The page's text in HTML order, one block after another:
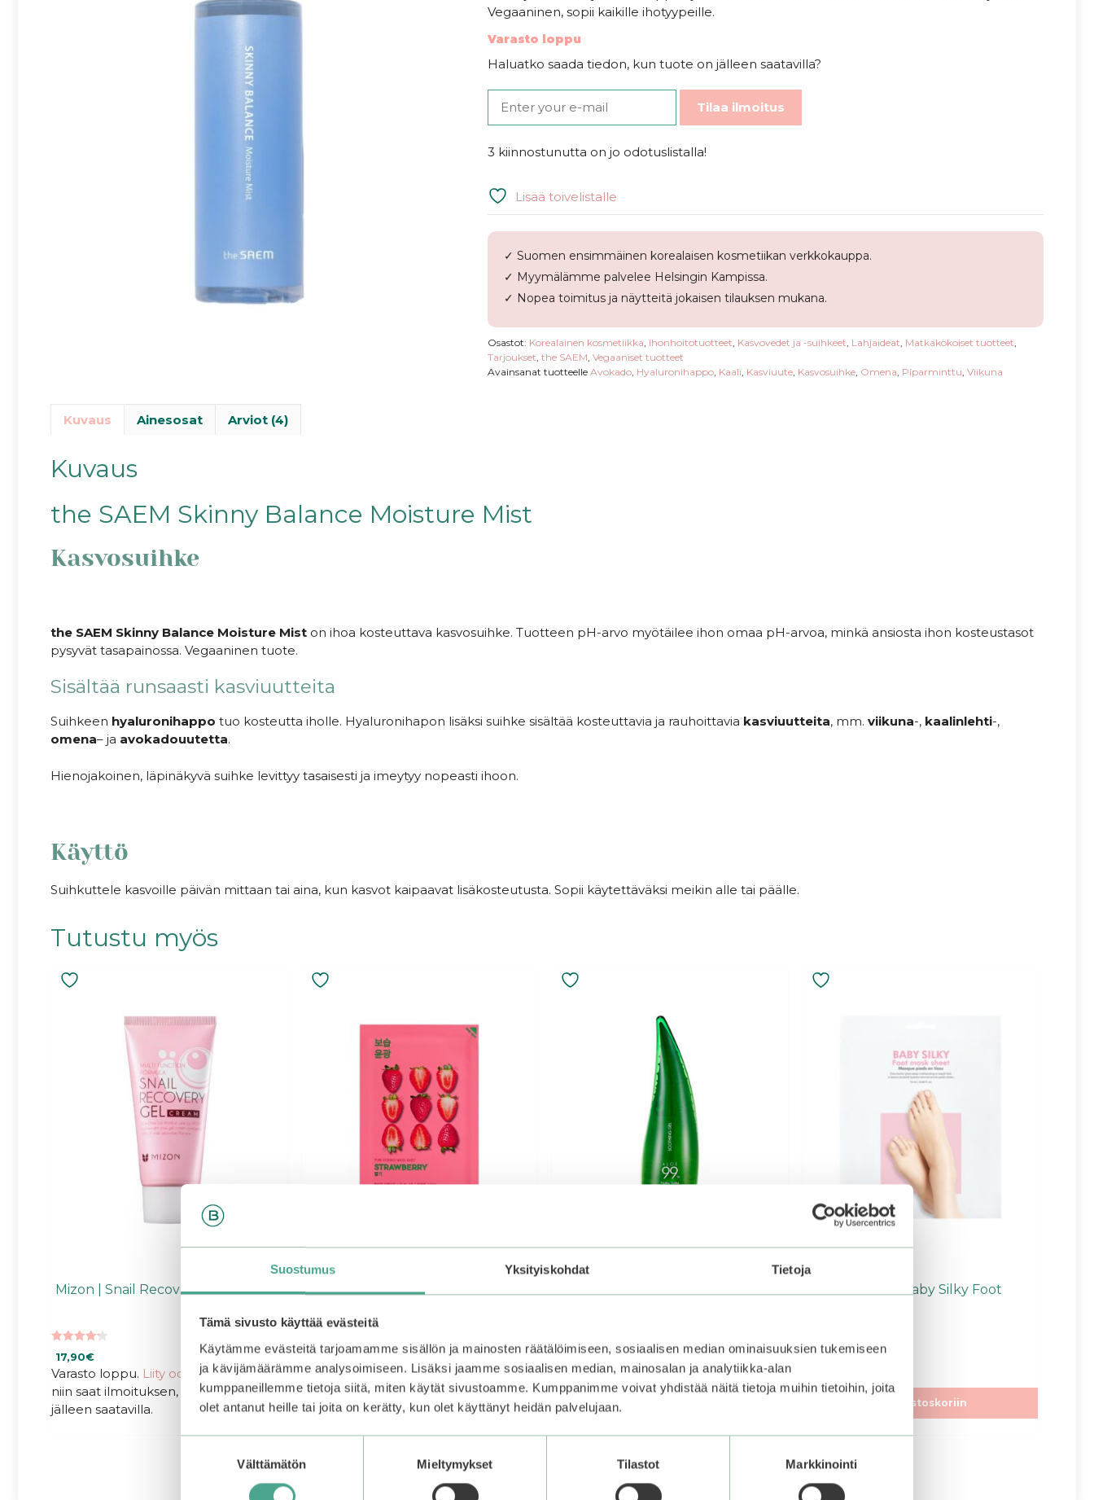
Suostumus Yksityiskohdat Tietoja
Tämä sivusto käyttää evästeitä
Käytämme evästeitä tarjoamamme sisällön ja mainosten räätälöimiseen, sosiaalisen median ominaisuuksien tukemiseen
ja kävijämäärämme analysoimiseen. Lisäksi jaamme sosiaalisen median, mainosalan ja analytiikka-alan
kumppaneillemme tietoja siitä, miten käytät sivustoamme. Kumppanimme voivat yhdistää näitä tietoja muihin tietoihin, joita
olet antanut heille tai joita on kerätty, kun olet käyttänyt heidän palvelujaan.
Välttämätön Mieltymykset Tilastot Markkinointi
Vegaaninen, sopii kaikille ihotyypeille.
Varasto loppu
Haluatko saada tiedon, kun tuote on jälleen saatavilla?
Tilaa ilmoitus
3 kiinnostunutta on jo odotuslistalla!
Lisää toivelistalle
✓ Suomen ensimmäinen korealaisen kosmetiikan verkkokauppa.
✓ Myymälämme palvelee Helsingin Kampissa.
✓ Nopea toimitus ja näytteitä jokaisen tilauksen mukana.
Osastot: Korealainen kosmetiikka, Ihonhoitotuotteet, Kasvovedet ja -suihkeet, Lahjaideat, Matkakokoiset tuotteet,
Tarjoukset, the SAEM, Vegaaniset tuotteet
Avainsanat tuotteelle Avokado, Hyaluronihappo, Kaali, Kasviuute, Kasvosuihke, Omena, Piparminttu, Viikuna
Kuvaus Ainesosat Arviot (4)
Kuvaus
the SAEM Skinny Balance Moisture Mist
Kasvosuihke
the SAEM Skinny Balance Moisture Mist on ihoa kosteuttava kasvosuihke. Tuotteen pH-arvo myötäilee ihon omaa pH-arvoa, minkä ansiosta ihon kosteustasot
pysyvät tasapainossa. Vegaaninen tuote.
Sisältää runsaasti kasviuutteita
Suihkeen hyaluronihappo tuo kosteutta iholle. Hyaluronihapon lisäksi suihke sisältää kosteuttavia ja rauhoittavia kasviuutteita, mm. viikuna-, kaalinlehti-,
omena– ja avokadouutetta.
Hienojakoinen, läpinäkyvä suihke levittyy tasaisesti ja imeytyy nopeasti ihoon.
Käyttö
Suihkuttele kasvoille päivän mittaan tai aina, kun kasvot kaipaavat lisäkosteutusta. Sopii käytettäväksi meikin alle tai päälle.
Tutustu myös
Mizon | Snail Recovery Gel Cream
5:stä
17,90€
Varasto loppu. Liity odotuslistalle tästä,
niin saat ilmoituksen, kun tuote on
jälleen saatavilla.
Holika Holika | Pure Essence Mask
4.50
2,50€
Lisää ostoskoriin
4.58
9,90€
Varasto loppu.Liity odotuslistalle tästä,
niin saat ilmoituksen, kun tuote on
jälleen saatavilla.
Holika Holika | Baby Silky Foot
4.40
4,90€
Lisää ostoskoriin